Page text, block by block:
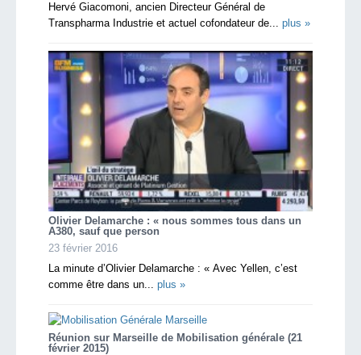
Hervé Giacomoni, ancien Directeur Général de
Transpharma Industrie et actuel cofondateur de... plus »
Olivier Delamarche : « nous sommes tous dans un
A380, sauf que person
23 février 2016
La minute d’Olivier Delamarche : « Avec Yellen, c’est
comme être dans un... plus »
Réunion sur Marseille de Mobilisation générale (21
février 2015)